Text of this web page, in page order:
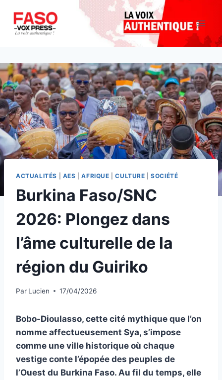
contenu
ACTUALITÉS AES |AFRIQUE |CULTURE |SOCIÉTÉ
Burkina Faso/SNC
2026: Plongez dans
l’âme culturelle de la
région du Guiriko
Par Lucien 17/04/2026
Bobo-Dioulasso, cette cité mythique que l’on
nomme affectueusement Sya, s’impose
comme une ville historique où chaque
vestige conte l’épopée des peuples de
l’Ouest du Burkina Faso. Au fil du temps, elle